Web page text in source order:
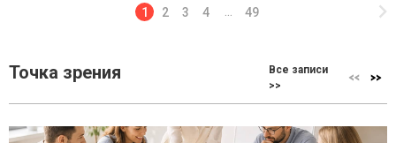
1 2 3 4 … 49
Точка зрения
Все записи
>>